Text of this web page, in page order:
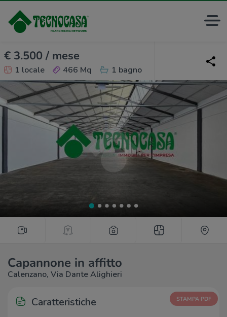
€ 3.500 / mese
1 locale 466 Mq 1 bagno
Capannone in affitto
Calenzano, Via Dante Alighieri
Caratteristiche STAMPA PDF